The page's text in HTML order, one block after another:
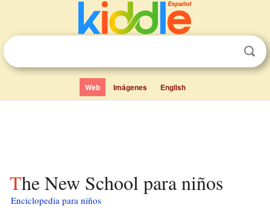
Web Imágenes English
The New School para niños
Enciclopedia para niños